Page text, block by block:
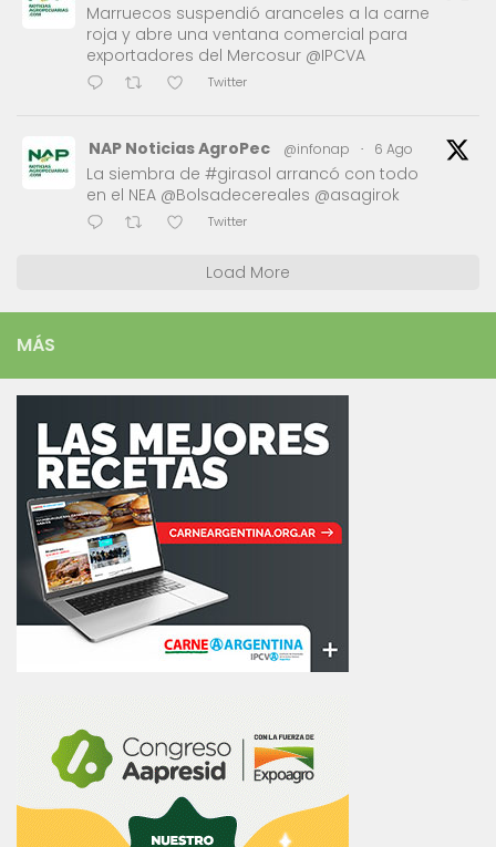
Marruecos suspendió aranceles a la carne
roja y abre una ventana comercial para
exportadores del Mercosur @IPCVA
Twitter
NAP Noticias AgroPec @infonap · 6 Ago
La siembra de #girasol arrancó con todo
en el NEA @Bolsadecereales @asagirok
Twitter
Load More
MÁS